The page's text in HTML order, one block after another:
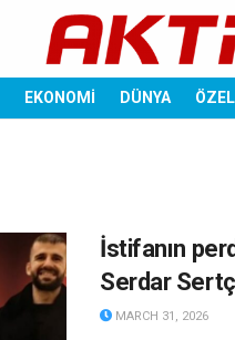
EKONOMİ DÜNYA
İstifanın
Serdar
MARCH 31, 2026